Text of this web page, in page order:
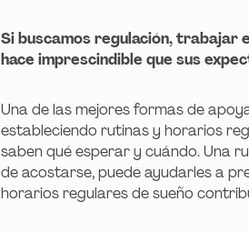
Si buscamos regulación, trabajar
hace imprescindible que sus
Una de las mejores formas de
estableciendo rutinas y horarios
saben qué esperar y cuándo. Una
de acostarse, puede ayudarles a
horarios regulares de sueño